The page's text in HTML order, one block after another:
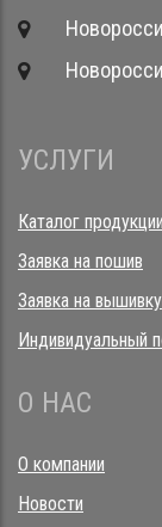
УСЛУГИ
Каталог продукции
Заявка на пошив
Заявка на вышивку
Индивидуальный
О НАС
О компании
Новости